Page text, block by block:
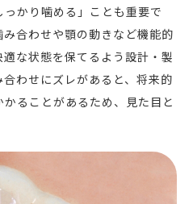
かり噛める」ことも重要で
合わせや顎の動きなど機能的
な状態を保てるよう設計・製
わせにズレがあると、将来的
ることがあるため、見た目と